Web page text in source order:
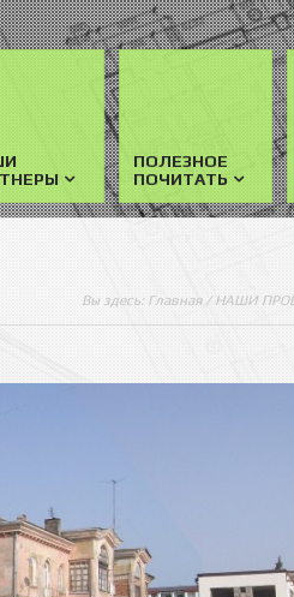
ПОЛЕЗНОЕ
ПОЧИТАТЬ
Вы здесь: Главная/НАШИ